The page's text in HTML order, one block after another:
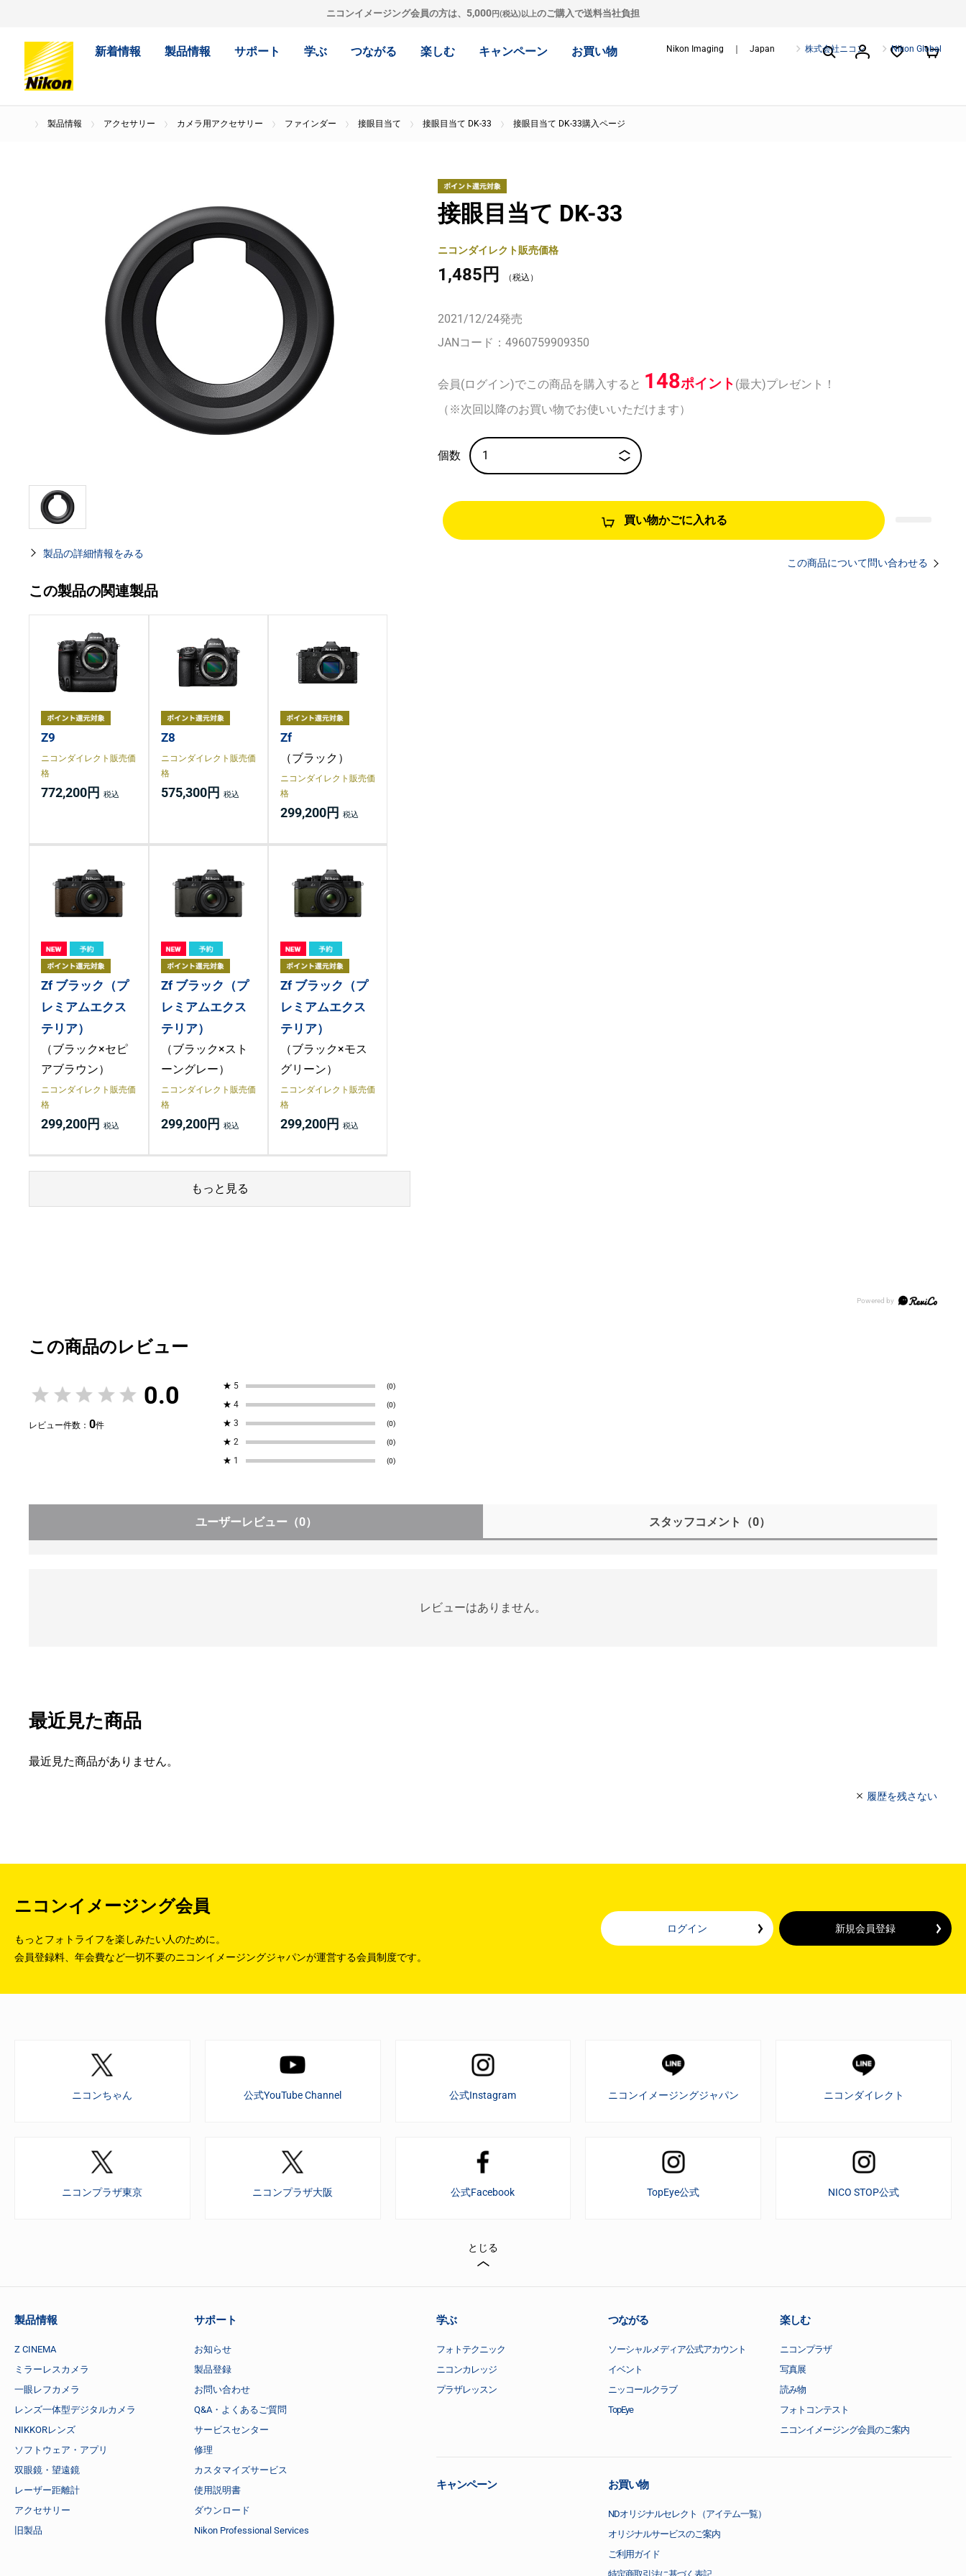
ニコンイメージング会員の方は、 5,000円(税込)以上のご購入で送料当社負担
新着情報 製品情報 サポート 学ぶ つながる 楽しむ キャンペーン お買い物 Nikon Imaging ｜ Japan 株式会社ニコン Nikon Global
製品情報 アクセサリー カメラ用アクセサリー ファインダー 接眼目当て 接眼目当て DK-33 接眼目当て DK-33購入ページ
製品の詳細情報をみる
この製品の関連製品
Z9
ニコンダイレクト販売価
格
772,200円
Z8
ニコンダイレクト販売価
格
575,300円
Zf
（ブラック）
ニコンダイレクト販売価
格
299,200円
Zf ブラック（プ
レミアムエクス
テリア）
（ブラック×セピ
アブラウン）
ニコンダイレクト販売価
格
299,200円
Zf ブラック（プ
レミアムエクス
テリア）
（ブラック×スト
ーングレー）
ニコンダイレクト販売価
格
299,200円
Zf ブラック（プ
レミアムエクス
テリア）
（ブラック×モス
グリーン）
ニコンダイレクト販売価
格
299,200円
もっと見る
接眼目当て DK-33
ニコンダイレクト販売価格
1,485円
2021/12/24発売
JANコード： 4960759909350
会員(ログイン)でこの商品を購入すると 148ポイント (最大)プレゼント！
（※次回以降のお買い物でお使いいただけます）
買い物かごに入れる
この商品について問い合わせる
0.0
レビュー件数：0件
★ 5 (0)
★ 4 (0)
★ 3 (0)
★ 2 (0)
★ 1 (0)
ユーザーレビュー （0） スタッフコメント （0）
レビューはありません。
最近見た商品
最近見た商品がありません。
履歴を残さない
ニコンイメージング会員
もっとフォトライフを楽しみたい人のために。
会員登録料、年会費など一切不要のニコンイメージングジャパンが運営する会員制度です。
ログイン 新規会員登録
ニコンちゃん 公式YouTube Channel 公式Instagram ニコンイメージングジャパン ニコンダイレクト
ニコンプラザ東京 ニコンプラザ大阪 公式Facebook TopEye公式 NICO STOP公式
とじる
製品情報
Z CINEMA
ミラーレスカメラ
一眼レフカメラ
レンズ一体型デジタルカメラ
NIKKORレンズ
ソフトウェア・アプリ
双眼鏡・望遠鏡
レーザー距離計
アクセサリー
旧製品
サポート
お知らせ
製品登録
お問い合わせ
Q&A・よくあるご質問
サービスセンター
修理
カスタマイズサービス
使用説明書
ダウンロード
Nikon Professional Services
学ぶ
フォトテクニック
ニコンカレッジ
プラザレッスン
つながる
ソーシャルメディア公式アカウント
イベント
ニッコールクラブ
TopEye
楽しむ
ニコンプラザ
写真展
読み物
フォトコンテスト
ニコンイメージング会員のご案内
キャンペーン お買い物
NDオリジナルセレクト（アイテム一覧）
オリジナルサービスのご案内
ご利用ガイド